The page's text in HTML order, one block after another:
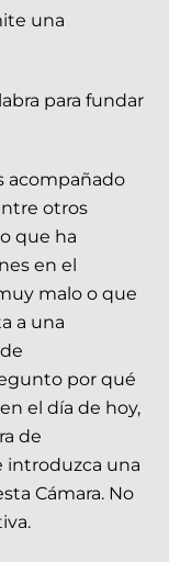
una
para fundar
acompañado
otros
que ha
en el
malo o que
a una
por qué
el día de hoy,
de
introduzca una
Cámara. No